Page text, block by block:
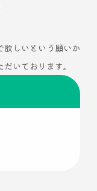
欲しいという願いか
いております。